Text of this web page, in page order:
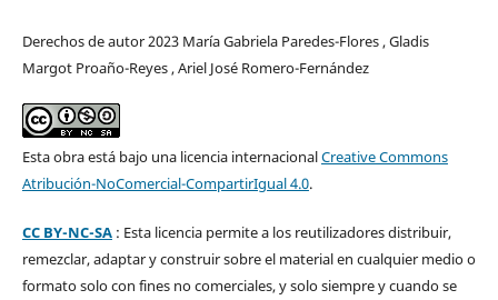
Derechos de autor 2023 María Gabriela Paredes-Flores , Gladis
Margot Proaño-Reyes , Ariel José Romero-Fernández
Esta obra está bajo una licencia internacionalCreative Commons
Atribución-NoComercial-CompartirIgual 4.0.
CC BY-NC-SA: Esta licencia permite a los reutilizadores distribuir,
remezclar, adaptar y construir sobre el material en cualquier medio o
formato solo con fines no comerciales, y solo siempre y cuando se